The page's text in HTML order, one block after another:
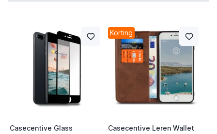
Casecentive Glass
Korting
Casecentive Leren Wallet